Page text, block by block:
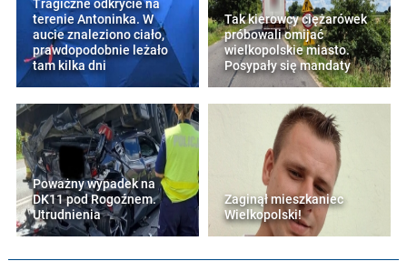
Tragiczne odkrycie na
terenie Antoninka. W
aucie znaleziono ciało,
prawdopodobnie leżało
tam kilka dni
Tak kierowcy ciężarówek
próbowali omijać
wielkopolskie miasto.
Posypały się mandaty
Poważny wypadek na
DK11 pod Rogoźnem.
Utrudnienia
Zaginął mieszkaniec
Wielkopolski!